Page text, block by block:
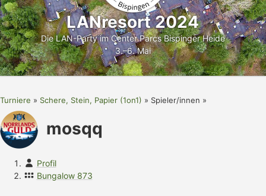
LANresort 2024
Die LAN-Party im Center Parcs Bispinger Heide
3.–6. Mai
Turniere Schere, Stein, Papier (1on1) Spieler/innen
mosqq
Profil
Bungalow 873